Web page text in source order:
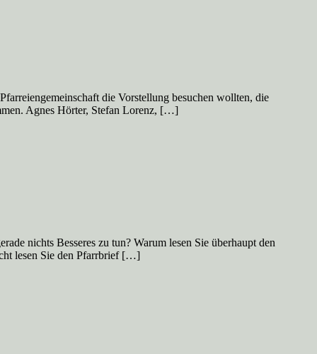
die Vorstellung besuchen wollten, die
Agnes Hörter, Stefan Lorenz, […]
nichts Besseres zu tun? Warum lesen Sie überhaupt den
lesen Sie den Pfarrbrief […]